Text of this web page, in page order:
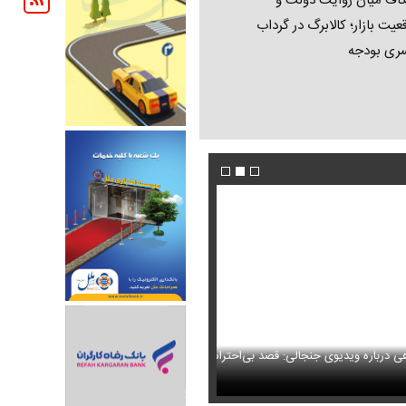
بازار؛ کالابرگ در گرداب
بودجه
ببینید | سید محمد خاتمی چگونه عمامه می‌بندد؟
جنجالی: قصد بی‌احترامی به اذان
بازار اجاره لپ‌تاپ رونق گرفت + عکس